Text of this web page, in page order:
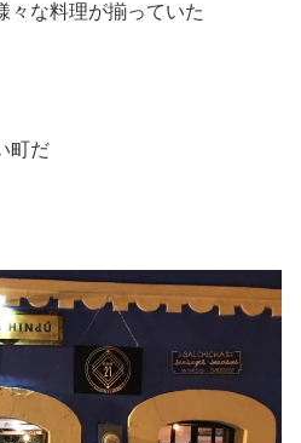
々な料理が揃っていた
町だ